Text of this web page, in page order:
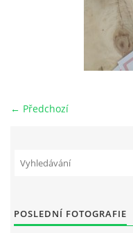
← Předchozí
POSLEDNÍ FOTOGRAFIE